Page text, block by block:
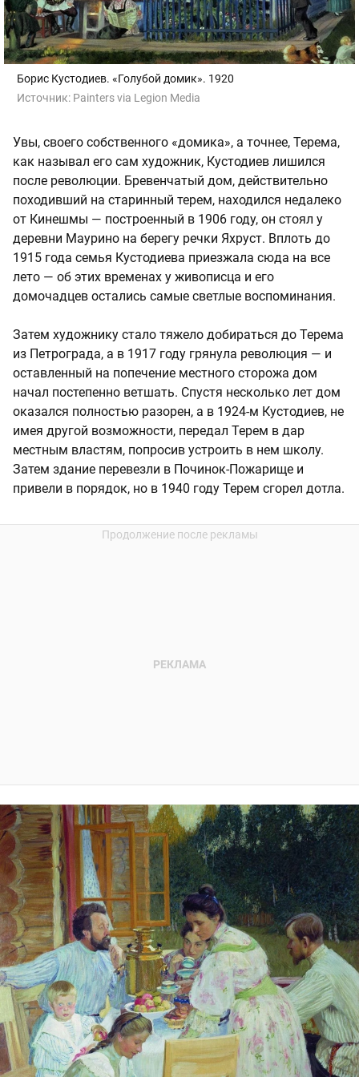
Борис Кустодиев. «Голубой домик». 1920
Источник: Painters via Legion Media
Увы, своего собственного «домика», а точнее, Терема,
как называл его сам художник, Кустодиев лишился
после революции. Бревенчатый дом, действительно
походивший на старинный терем, находился недалеко
от Кинешмы — построенный в 1906 году, он стоял у
деревни Маурино на берегу речки Яхруст. Вплоть до
1915 года семья Кустодиева приезжала сюда на все
лето — об этих временах у живописца и его
домочадцев остались самые светлые воспоминания.
Затем художнику стало тяжело добираться до Терема
из Петрограда, а в 1917 году грянула революция — и
оставленный на попечение местного сторожа дом
начал постепенно ветшать. Спустя несколько лет дом
оказался полностью разорен, а в 1924-м Кустодиев, не
имея другой возможности, передал Терем в дар
местным властям, попросив устроить в нем школу.
Затем здание перевезли в Починок-Пожарище и
привели в порядок, но в 1940 году Терем сгорел дотла.